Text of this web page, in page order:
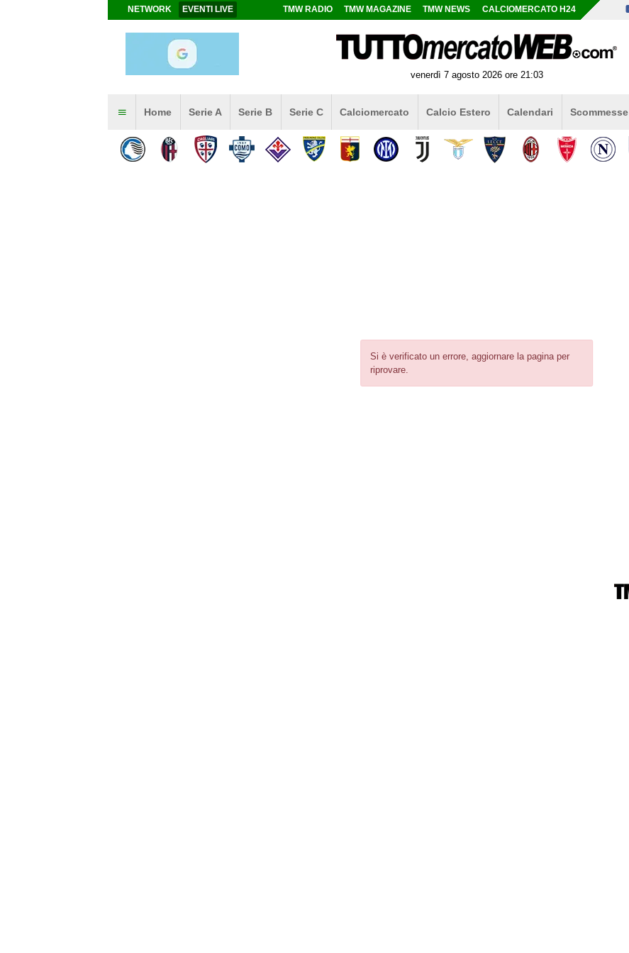
Si è verificato un errore, aggiornare la pagina per
riprovare.
NETWORK EVENTI LIVE TMW RADIO TMW MAGAZINE TMW NEWS CALCIOMERCATO H24
venerdì 7 agosto 2026 ore 21:03
Home Serie A Serie B Serie C Calciomercato Calcio Estero Calendari Scommesse